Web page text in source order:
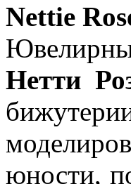
Nettie
Нетти
юности,